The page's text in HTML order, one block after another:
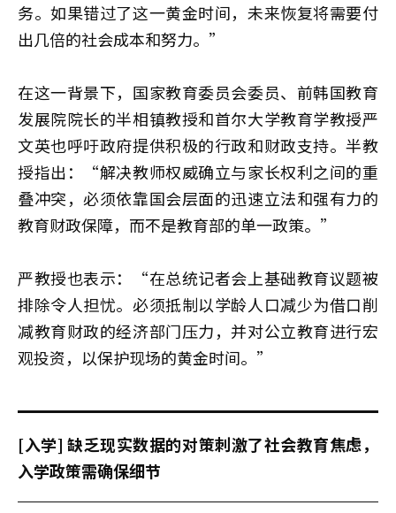
务。如果错过了这一黄金时间，未来恢复将需要付
出几倍的社会成本和努力。”
在这一背景下，国家教育委员会委员、前韩国教育
发展院院长的半相镇教授和首尔大学教育学教授严
文英也呼吁政府提供积极的行政和财政支持。半教
授指出：“解决教师权威确立与家长权利之间的重
叠冲突，必须依靠国会层面的迅速立法和强有力的
教育财政保障，而不是教育部的单一政策。”
严教授也表示：“在总统记者会上基础教育议题被
排除令人担忧。必须抵制以学龄人口减少为借口削
减教育财政的经济部门压力，并对公立教育进行宏
观投资，以保护现场的黄金时间。”
[入学] 缺乏现实数据的对策刺激了社会教育焦虑，
入学政策需确保细节